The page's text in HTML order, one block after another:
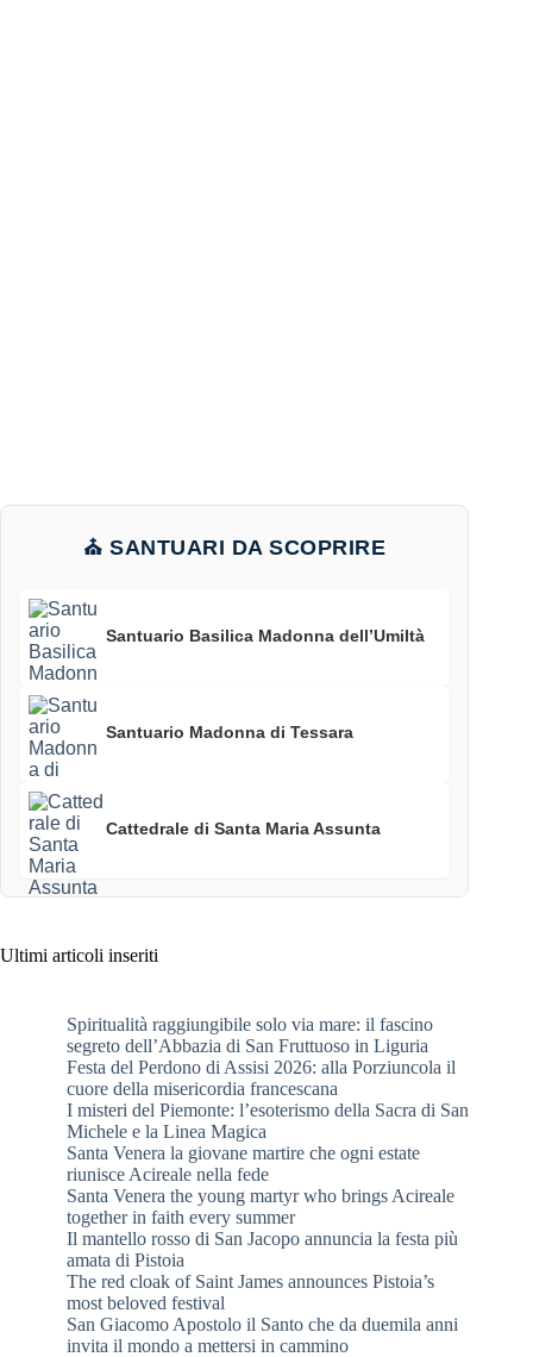
⛪ SANTUARI DA SCOPRIRE
Santuario Basilica Madonna dell’Umiltà
Santuario Madonna di Tessara
Cattedrale di Santa Maria Assunta
Ultimi articoli inseriti
Spiritualità raggiungibile solo via mare: il fascino
segreto dell’Abbazia di San Fruttuoso in Liguria
Festa del Perdono di Assisi 2026: alla Porziuncola il
cuore della misericordia francescana
I misteri del Piemonte: l’esoterismo della Sacra di San
Michele e la Linea Magica
Santa Venera la giovane martire che ogni estate
riunisce Acireale nella fede
Santa Venera the young martyr who brings Acireale
together in faith every summer
Il mantello rosso di San Jacopo annuncia la festa più
amata di Pistoia
The red cloak of Saint James announces Pistoia’s
most beloved festival
San Giacomo Apostolo il Santo che da duemila anni
invita il mondo a mettersi in cammino